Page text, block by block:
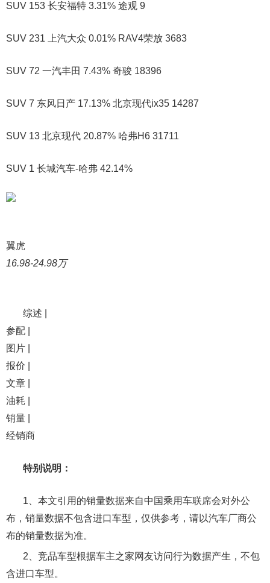
SUV 153 长安福特 3.31% 途观 9
SUV 231 上汽大众 0.01% RAV4荣放 3683
SUV 72 一汽丰田 7.43% 奇骏 18396
SUV 7 东风日产 17.13% 北京现代ix35 14287
SUV 13 北京现代 20.87% 哈弗H6 31711
SUV 1 长城汽车-哈弗 42.14%
翼虎
16.98-24.98万
综述 |
参配 |
图片 |
报价 |
文章 |
油耗 |
销量 |
经销商
特别说明：
1、本文引用的销量数据来自中国乘用车联席会对外公
布，销量数据不包含进口车型，仅供参考，请以汽车厂商公
布的销量数据为准。
2、竞品车型根据车主之家网友访问行为数据产生，不包
含进口车型。